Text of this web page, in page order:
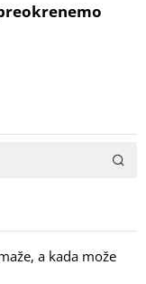
preokrenemo
a kada može